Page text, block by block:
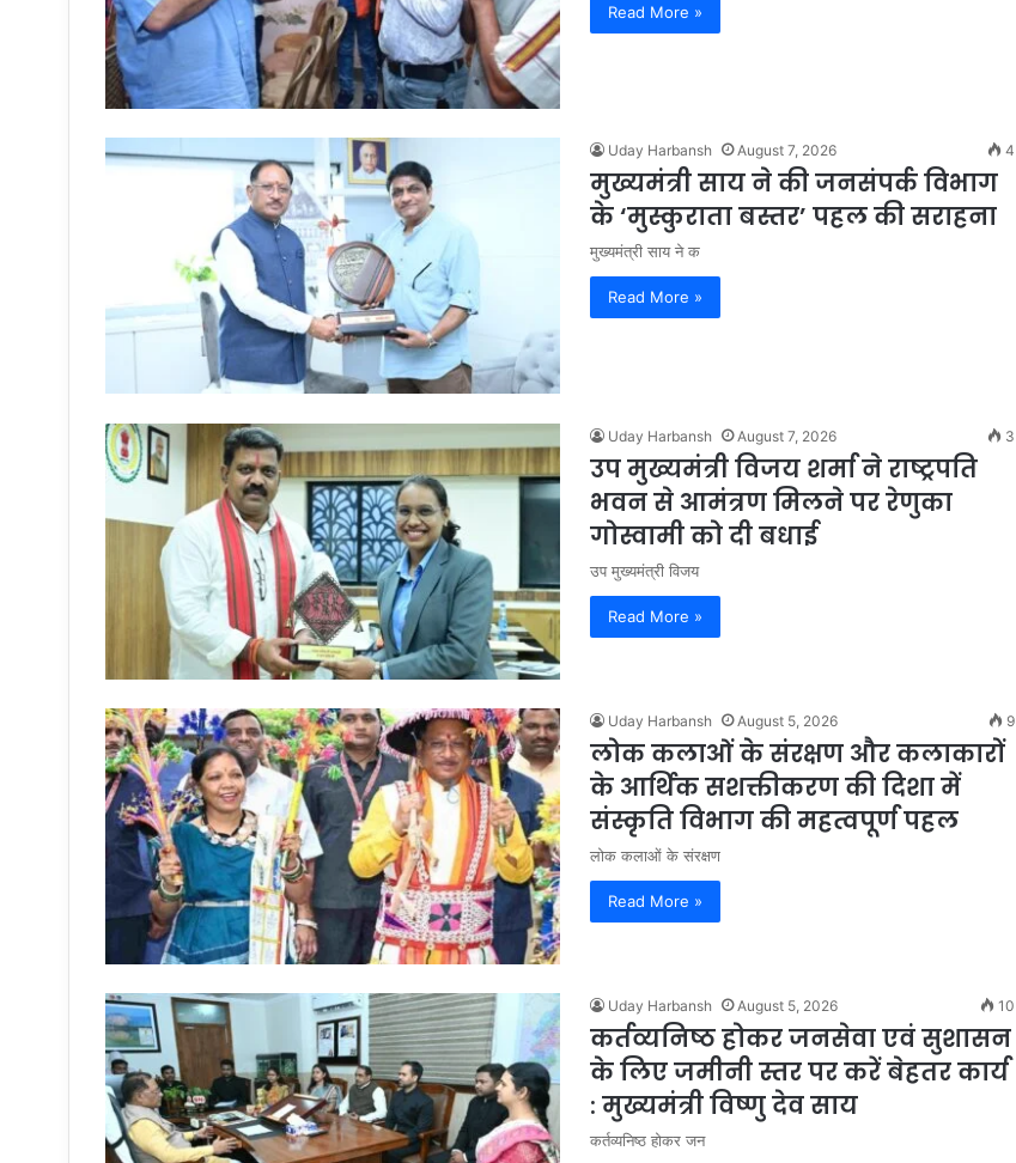
Read More »
Uday Harbansh August 7, 2026 4
मुख्यमंत्री साय ने की जनसंपर्क विभाग
के ‘मुस्कुराता बस्तर’ पहल की सराहना
मुख्यमंत्री साय ने क
Read More »
Uday Harbansh August 7, 2026 3
उप मुख्यमंत्री विजय शर्मा ने राष्ट्रपति
भवन से आमंत्रण मिलने पर रेणुका
गोस्वामी को दी बधाई
उप मुख्यमंत्री विजय
Read More »
Uday Harbansh August 5, 2026 9
लोक कलाओं के संरक्षण और कलाकारों
के आर्थिक सशक्तीकरण की दिशा में
संस्कृति विभाग की महत्वपूर्ण पहल
लोक कलाओं के संरक्षण
Read More »
Uday Harbansh August 5, 2026 10
कर्तव्यनिष्ठ होकर जनसेवा एवं सुशासन
के लिए जमीनी स्तर पर करें बेहतर कार्य
: मुख्यमंत्री विष्णु देव साय
कर्तव्यनिष्ठ होकर जन